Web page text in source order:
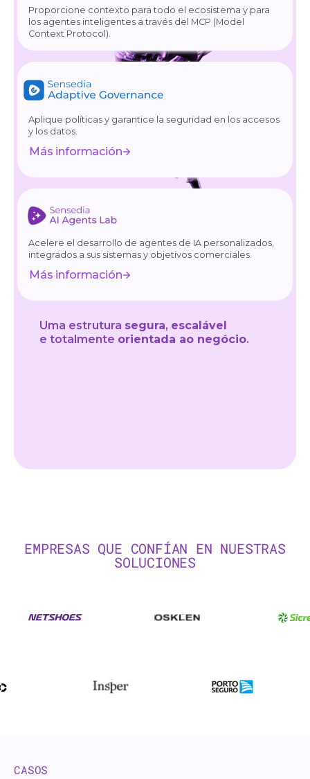
Proporcione contexto para todo el ecosistema y para
los agentes inteligentes a través del MCP (Model
Context Protocol).
Aplique políticas y garantice la seguridad en los accesos
y los datos.
Más información
Acelere el desarrollo de agentes de IA personalizados,
integrados a sus sistemas y objetivos comerciales.
Más información
Uma estrutura segura, escalável
e totalmente orientada ao negócio.
EMPRESAS QUE CONFÍAN EN NUESTRAS
SOLUCIONES
CASOS